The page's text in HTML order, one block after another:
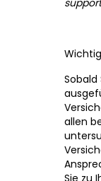
allen
Sie zu